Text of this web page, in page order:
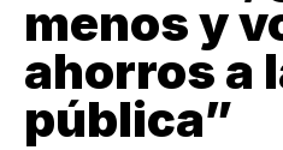
menos y
ahorros a
pública”